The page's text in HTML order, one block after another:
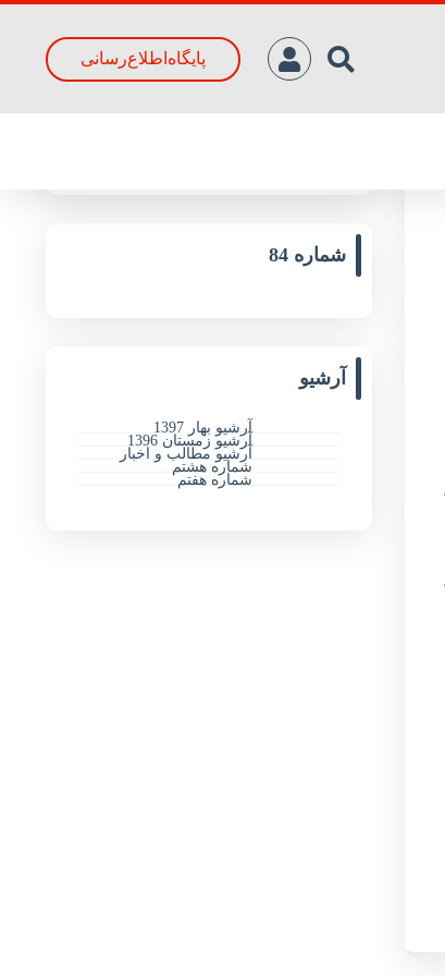
پایگاه‌اطلاع‌رسانی
جدیدترین مقالات
شماره 84
آرشیو
آرشیو بهار 1397
آرشیو زمستان 1396
آرشیو مطالب و اخبار
شماره هشتم
شماره هفتم